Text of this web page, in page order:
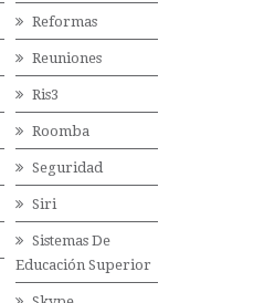
Reformas
Reuniones
Ris3
Roomba
Seguridad
Siri
Sistemas De
Educación Superior